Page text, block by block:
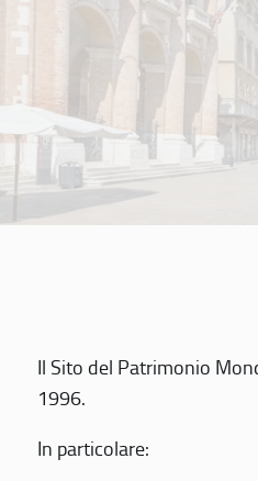
Il Sito del Patrimonio
1996.
In particolare: